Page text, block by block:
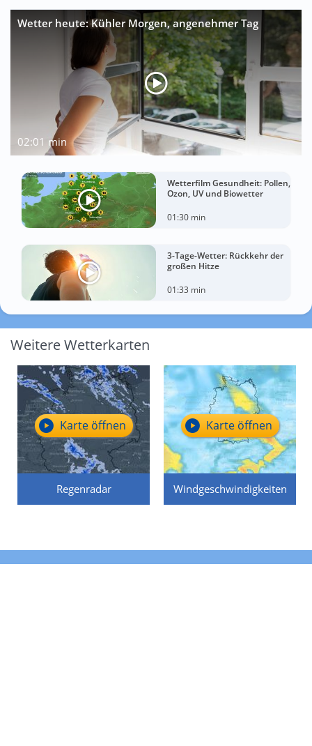
Wetter heute: Kühler Morgen, angenehmer Tag
02:01 min
Wetterfilm Gesundheit: Pollen,
Ozon, UV und Biowetter
01:30 min
3-Tage-Wetter: Rückkehr der
großen Hitze
01:33 min
Weitere Wetterkarten
Regenradar
Karte öffnen
Windgeschwindigkeiten
Karte öffnen